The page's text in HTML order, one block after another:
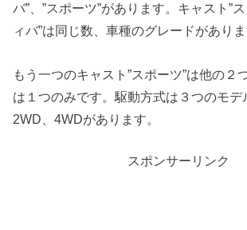
バ”、”スポーツ”があります。キャスト”
ィバ”は同じ数、車種のグレードがありま
もう一つのキャスト”スポーツ”は他の２
は１つのみです。駆動方式は３つのモデ
2WD、4WDがあります。
スポンサーリンク